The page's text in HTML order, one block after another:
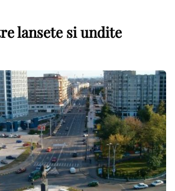
lansete si undite